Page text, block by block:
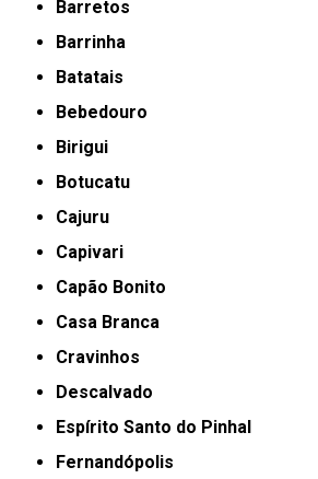
Barretos
Barrinha
Batatais
Bebedouro
Birigui
Botucatu
Cajuru
Capivari
Capão Bonito
Casa Branca
Cravinhos
Descalvado
Espírito Santo do Pinhal
Fernandópolis